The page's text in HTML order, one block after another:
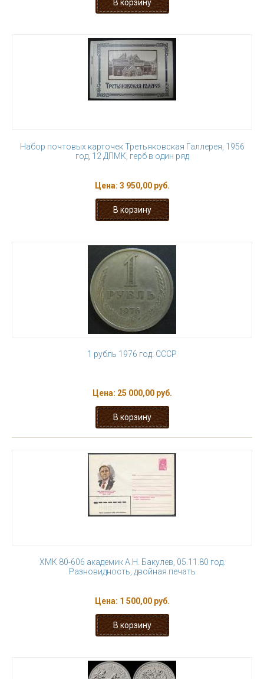
Набор почтовых карточек Третьяковская Галлерея, 1956
год, 12 ДПМК, герб в один ряд
Цена: 3 950,00 руб.
1 рубль 1976 год. СССР
Цена: 25 000,00 руб.
ХМК 80-606 академик А.Н. Бакулев, 05.11.80 год.
Разновидность, двойная печать
Цена: 1 500,00 руб.